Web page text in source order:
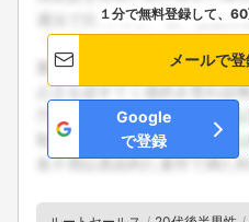
１分で無料登録して、
メールで登
Google
で登録